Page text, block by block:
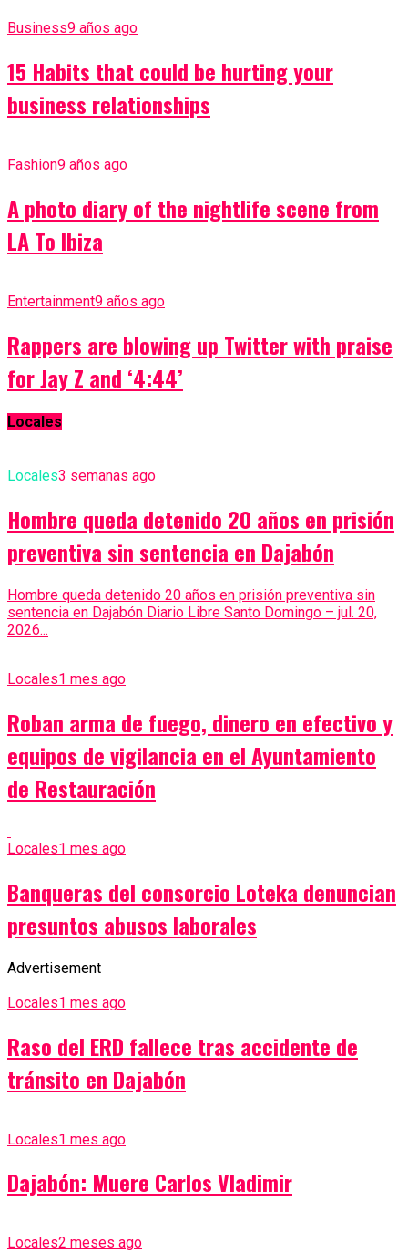
Business9 años ago
15 Habits that could be hurting your
business relationships
Fashion9 años ago
A photo diary of the nightlife scene from
LA To Ibiza
Entertainment9 años ago
Rappers are blowing up Twitter with praise
for Jay Z and ‘4:44’
Locales
Locales3 semanas ago
Hombre queda detenido 20 años en prisión
preventiva sin sentencia en Dajabón
Hombre queda detenido 20 años en prisión preventiva sin
sentencia en Dajabón Diario Libre Santo Domingo – jul. 20,
2026...
Locales1 mes ago
Roban arma de fuego, dinero en efectivo y
equipos de vigilancia en el Ayuntamiento
de Restauración
Locales1 mes ago
Banqueras del consorcio Loteka denuncian
presuntos abusos laborales
Advertisement
Locales1 mes ago
Raso del ERD fallece tras accidente de
tránsito en Dajabón
Locales1 mes ago
Dajabón: Muere Carlos Vladimir
Locales2 meses ago